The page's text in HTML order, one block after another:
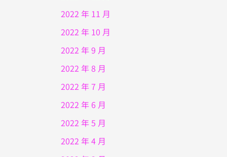
2022 年 11 月
2022 年 10 月
2022 年 9 月
2022 年 8 月
2022 年 7 月
2022 年 6 月
2022 年 5 月
2022 年 4 月